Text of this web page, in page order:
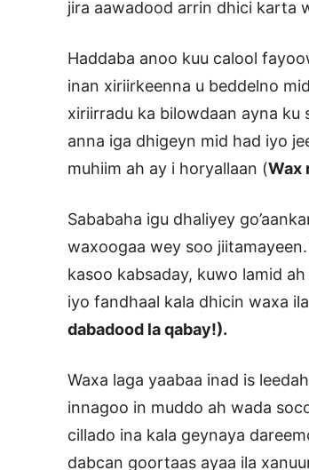
jira aawadood arrin dhici karta
Haddaba anoo kuu calool
inan xiriirkeenna u beddelno
xiriirradu ka bilowdaan ayna ku
anna iga dhigeyn mid had iyo
muhiim ah ay i horyallaan (Wax
Sababaha igu dhaliyey
waxoogaa wey soo
kasoo kabsaday, kuwo lamid
iyo fandhaal kala dhicin waxa
dabadood la qabay!).
Waxa laga yaabaa inad is
innagoo in muddo ah wada
cillado ina kala geynaya
dabcan goortaas ayaa ila